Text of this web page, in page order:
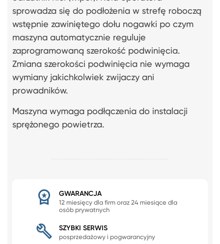
sprowadza się do podłożenia w strefę roboczą
wstępnie zawiniętego dołu nogawki po czym
maszyna automatycznie reguluje
zaprogramowaną szerokość podwinięcia.
Zmiana szerokości podwinięcia nie wymaga
wymiany jakichkolwiek zwijaczy ani
prowadników.
Maszyna wymaga podłączenia do instalacji
sprężonego powietrza.
GWARANCJA
12 miesięcy dla firm oraz 24 miesiące dla
osób prywatnych
SZYBKI SERWIS
posprzedażowy i pogwarancyjny